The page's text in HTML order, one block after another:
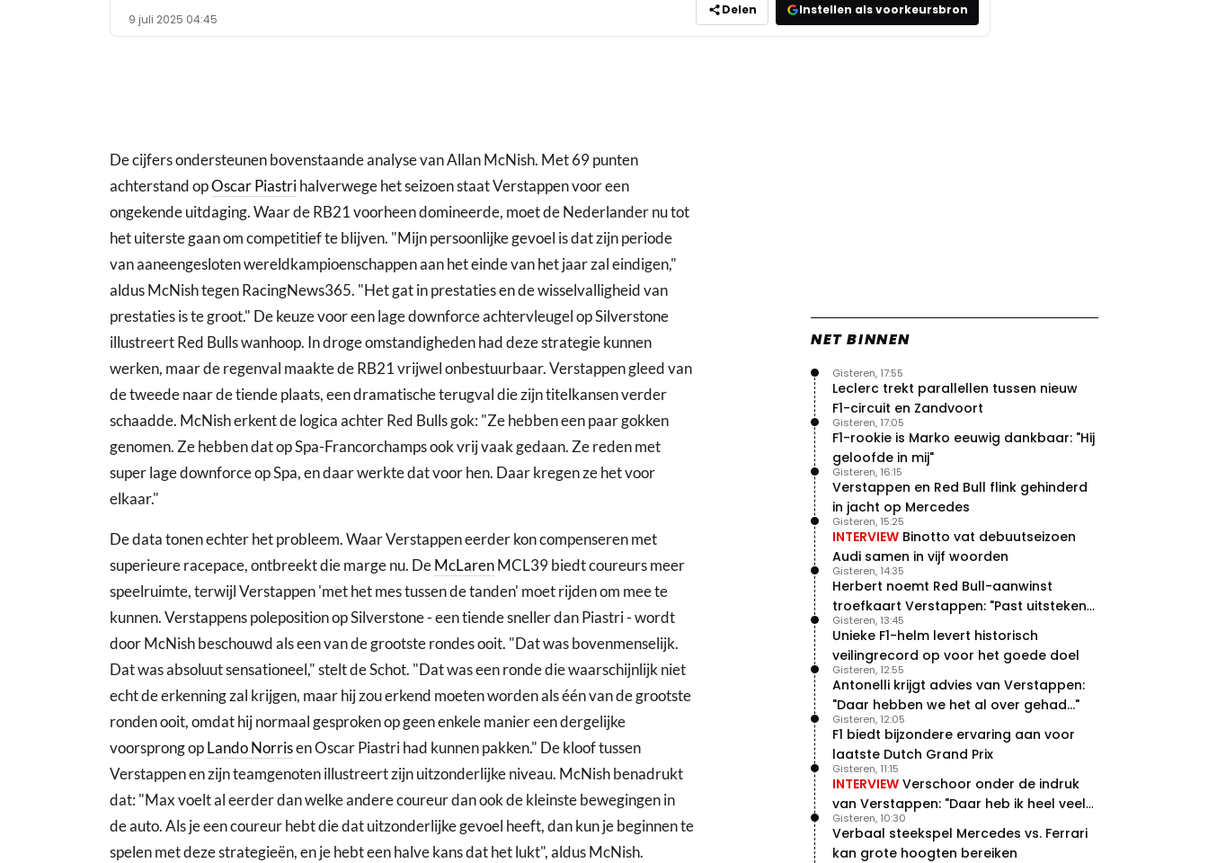
9 juli 2025 04:45
Delen Instellen als voorkeursbron
De cijfers ondersteunen bovenstaande analyse van Allan McNish. Met 69 punten
achterstand opOscar Piastrihalverwege het seizoen staat Verstappen voor een
ongekende uitdaging. Waar de RB21 voorheen domineerde, moet de Nederlander nu tot
het uiterste gaan om competitief te blijven. "Mijn persoonlijke gevoel is dat zijn periode
van aaneengesloten wereldkampioenschappen aan het einde van het jaar zal eindigen,"
aldus McNish tegen RacingNews365. "Het gat in prestaties en de wisselvalligheid van
prestaties is te groot." De keuze voor een lage downforce achtervleugel op Silverstone
illustreert Red Bulls wanhoop. In droge omstandigheden had deze strategie kunnen
werken, maar de regenval maakte de RB21 vrijwel onbestuurbaar. Verstappen gleed van
de tweede naar de tiende plaats, een dramatische terugval die zijn titelkansen verder
schaadde. McNish erkent de logica achter Red Bulls gok: "Ze hebben een paar gokken
genomen. Ze hebben dat op Spa-Francorchamps ook vrij vaak gedaan. Ze reden met
super lage downforce op Spa, en daar werkte dat voor hen. Daar kregen ze het voor
elkaar."
De data tonen echter het probleem. Waar Verstappen eerder kon compenseren met
superieure racepace, ontbreekt die marge nu. DeMcLarenMCL39 biedt coureurs meer
speelruimte, terwijl Verstappen 'met het mes tussen de tanden' moet rijden om mee te
kunnen. Verstappens poleposition op Silverstone - een tiende sneller dan Piastri - wordt
door McNish beschouwd als een van de grootste rondes ooit. "Dat was bovenmenselijk.
Dat was absoluut sensationeel," stelt de Schot. "Dat was een ronde die waarschijnlijk niet
echt de erkenning zal krijgen, maar hij zou erkend moeten worden als één van de grootste
ronden ooit, omdat hij normaal gesproken op geen enkele manier een dergelijke
voorsprong opLando Norrisen Oscar Piastri had kunnen pakken." De kloof tussen
Verstappen en zijn teamgenoten illustreert zijn uitzonderlijke niveau. McNish benadrukt
dat: "Max voelt al eerder dan welke andere coureur dan ook de kleinste bewegingen in
de auto. Als je een coureur hebt die dat uitzonderlijke gevoel heeft, dan kun je beginnen te
spelen met deze strategieën, en je hebt een halve kans dat het lukt", aldus McNish.
NET BINNEN
Leclerc trekt parallellen tussen nieuw
F1-circuit en Zandvoort
Gisteren, 17:55
F1-rookie is Marko eeuwig dankbaar: "Hij
geloofde in mij"
Gisteren, 17:05
Verstappen en Red Bull flink gehinderd
in jacht op Mercedes
Gisteren, 16:15
INTERVIEW Binotto vat debuutseizoen
Audi samen in vijf woorden
Gisteren, 15:25
Herbert noemt Red Bull-aanwinst
troefkaart Verstappen: "Past uitstekend
bij Red Bull"
Gisteren, 14:35
Unieke F1-helm levert historisch
veilingrecord op voor het goede doel
Gisteren, 13:45
Antonelli krijgt advies van Verstappen:
"Daar hebben we het al over gehad..."
Gisteren, 12:55
F1 biedt bijzondere ervaring aan voor
laatste Dutch Grand Prix
Gisteren, 12:05
INTERVIEW Verschoor onder de indruk
van Verstappen: "Daar heb ik heel veel
respect voor"
Gisteren, 11:15
Verbaal steekspel Mercedes vs. Ferrari
kan grote hoogten bereiken
Gisteren, 10:30